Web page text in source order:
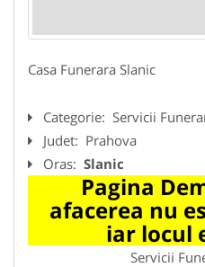
Casa Funerara Slanic
Categorie: Servicii
Judet: Prahova
Oras: Slanic
Pagina
afacerea nu
iar locul
Servicii